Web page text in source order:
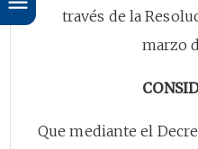
través de la
marzo
Que mediante el